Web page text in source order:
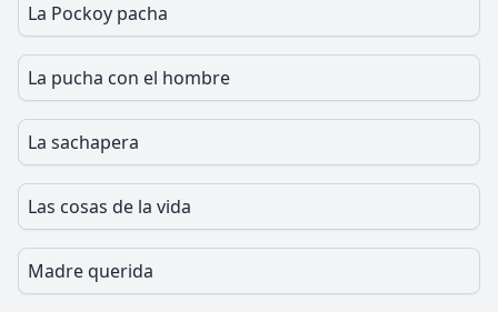
La Pockoy pacha
La pucha con el hombre
La sachapera
Las cosas de la vida
Madre querida